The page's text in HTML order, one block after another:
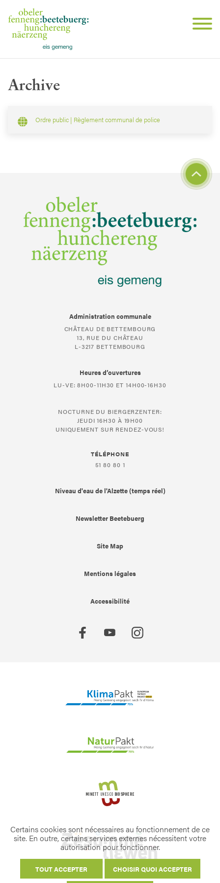
Archive
Ordre public | Règlement communal de police
Administration communale
CHÂTEAU DE BETTEMBOURG
13, RUE DU CHÂTEAU
L-3217 BETTEMBOURG
Heures d’ouvertures
LU-VE: 8H00-11H30 ET 14H00-16H30
NOCTURNE DU BIERGERZENTER:
JEUDI 16H30 À 19H00
UNIQUEMENT SUR RENDEZ-VOUS!
TÉLÉPHONE
51 80 80 1
Niveau d'eau de l'Alzette (temps réel)
Newsletter Beetebuerg
Site Map
Mentions légales
Accessibilité
Certains cookies sont nécessaires au fonctionnement de ce
site. En outre, certains services externes nécessitent votre
autorisation pour fonctionner.
TOUT ACCEPTER CHOISIR QUOI ACCEPTER